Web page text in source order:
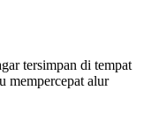
tersimpan di tempat
mempercepat alur